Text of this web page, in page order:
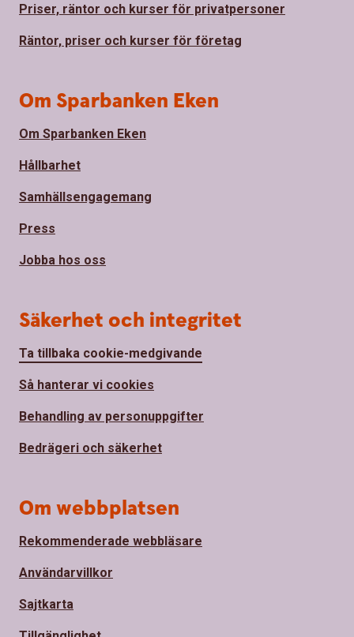
Priser, räntor och kurser för privatpersoner
Räntor, priser och kurser för företag
Om Sparbanken Eken
Om Sparbanken Eken
Hållbarhet
Samhällsengagemang
Press
Jobba hos oss
Säkerhet och integritet
Ta tillbaka cookie-medgivande
Så hanterar vi cookies
Behandling av personuppgifter
Bedrägeri och säkerhet
Om webbplatsen
Rekommenderade webbläsare
Användarvillkor
Sajtkarta